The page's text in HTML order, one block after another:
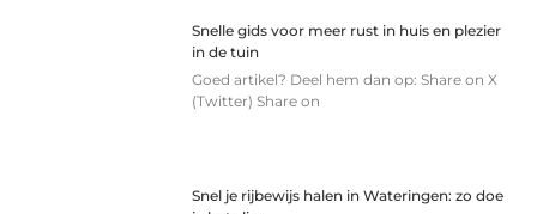
Snelle gids voor meer rust in huis en plezier
in de tuin
Goed artikel? Deel hem dan op: Share on X
(Twitter) Share on
Snel je rijbewijs halen in Wateringen: zo doe